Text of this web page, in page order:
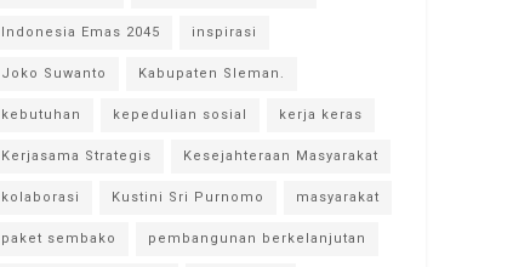
Indonesia Emas 2045 inspirasi
Joko Suwanto Kabupaten Sleman.
kebutuhan kepedulian sosial kerja keras
Kerjasama Strategis Kesejahteraan Masyarakat
kolaborasi Kustini Sri Purnomo masyarakat
paket sembako pembangunan berkelanjutan